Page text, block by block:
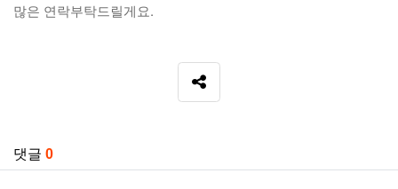
많은 연락부탁드릴게요.
SNS 공유
댓글 0